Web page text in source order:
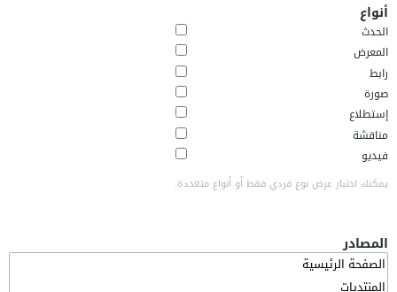
أنواع
الحدث
المعرض
رابط
صورة
إستطلاع
مناقشة
فيديو
يمكنك اختيار عرض نوع فردي فقط أو أنواع متعددة.
المصادر